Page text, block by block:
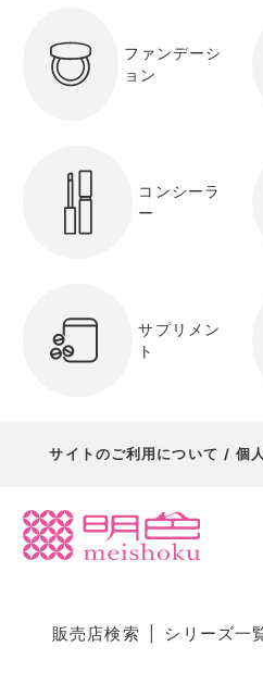
ファンデーシ
ョン
コンシーラ
ー
サプリメン
ト
サイトのご利用について 個
販売店検索 シリーズ一